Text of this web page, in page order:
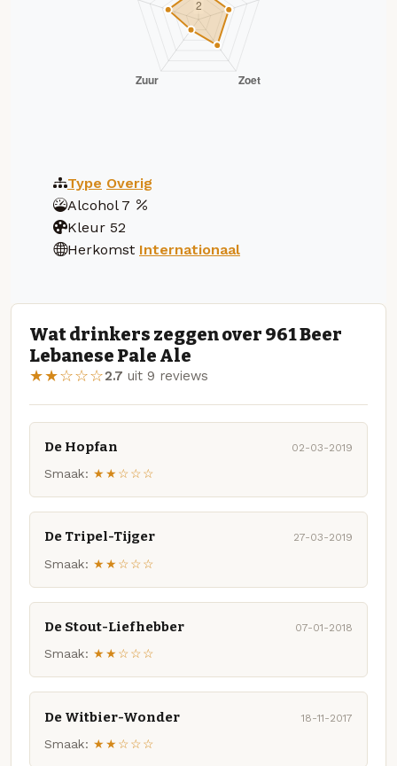
Type Overig
Alcohol 7
Kleur 52
Herkomst Internationaal
Wat drinkers zeggen over 961 Beer
Lebanese Pale Ale
★★☆☆☆2.7 uit 9 reviews
De Hopfan 02-03-2019
Smaak: ★★☆☆☆
De Tripel-Tijger 27-03-2019
Smaak: ★★☆☆☆
De Stout-Liefhebber 07-01-2018
Smaak: ★★☆☆☆
De Witbier-Wonder 18-11-2017
Smaak: ★★☆☆☆